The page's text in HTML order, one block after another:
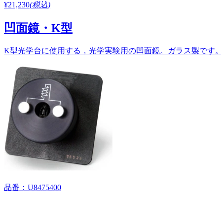
¥21,230(税込)
凹面鏡・K型
K型光学台に使用する，光学実験用の凹面鏡。ガラス製です
品番：U8475400